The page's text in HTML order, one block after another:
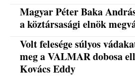
Magyar Péter Baka
a köztársasági elnök
Volt felesége súlyos
meg a VALMAR dobosa
Kovács Eddy